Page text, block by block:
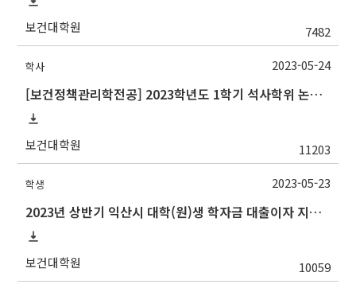
보건대학원 7482
학사
[보건정책관리학전공] 2023학년도 1학기 석사학위 논문심사 일정
보건대학원 11203
2023-05-24
학생
2023년 상반기 익산시 대학(원)생 학자금 대출이자 지원사업 안내
보건대학원 10059
2023-05-23